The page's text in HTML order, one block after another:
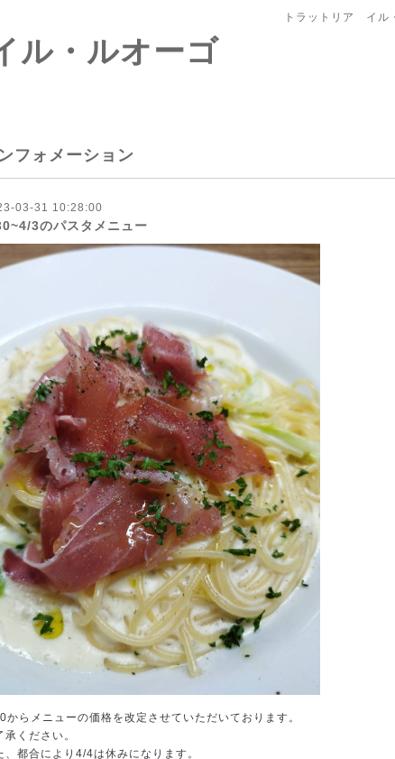
トラットリア イル
ル・ルオーゴ
フォメーション
03-31 10:28:00
3のパスタメニュー
からメニューの価格を改定させていただいております。
承ください。
、都合により 4/4は休みになります。